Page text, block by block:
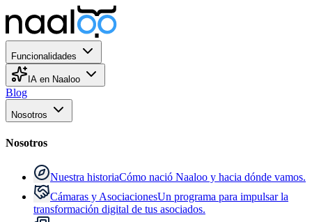
Funcionalidades
IA en Naaloo
Blog
Nosotros
Nosotros
Nuestra historiaCómo nació Naaloo y hacia dónde vamos.
Cámaras y AsociacionesUn programa para impulsar la
transformación digital de tus asociados.